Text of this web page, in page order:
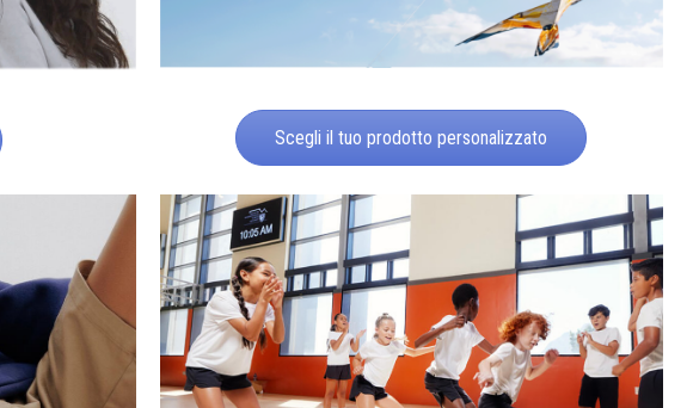
Scegli il tuo prodotto personalizzato